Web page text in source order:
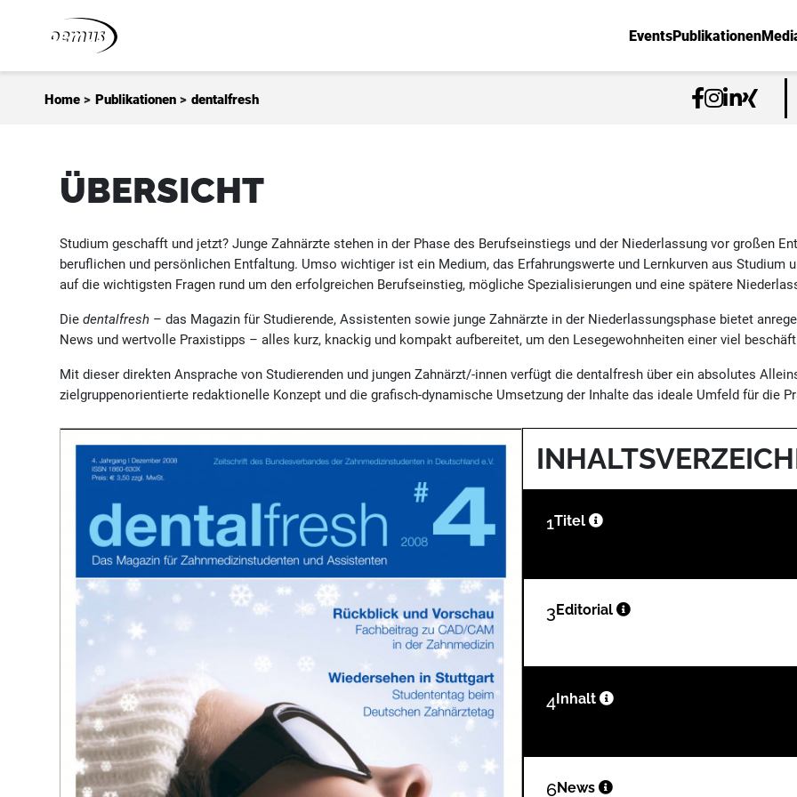
EventsPublikationen
Home > Publikationen > dentalfresh
ÜBERSICHT
Studium geschafft und jetzt? Junge Zahnärzte stehen in der Phase des Berufseinstiegs und der Niederlassung vor großen
beruflichen und persönlichen Entfaltung. Umso wichtiger ist ein Medium, das Erfahrungswerte und Lernkurven aus Studium
auf die wichtigsten Fragen rund um den erfolgreichen Berufseinstieg, mögliche Spezialisierungen und eine spätere
Diedentalfresh – das Magazin für Studierende, Assistenten sowie junge Zahnärzte in der Niederlassungsphase bietet
News und wertvolle Praxistipps – alles kurz, knackig und kompakt aufbereitet, um den Lesegewohnheiten einer viel
Mit dieser direkten Ansprache von Studierenden und jungen Zahnärzt/-innen verfügt die dentalfresh über ein absolutes
zielgruppenorientierte redaktionelle Konzept und die grafisch-dynamische Umsetzung der Inhalte das ideale Umfeld für die
1Titel
3Editorial
4Inhalt
6News